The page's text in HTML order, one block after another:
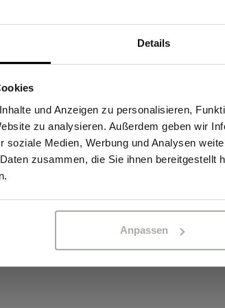
Details
und Anzeigen zu personalisieren,
zu analysieren. Außerdem geben wir
soziale Medien, Werbung und Analysen
zusammen, die Sie ihnen bereitgestellt
Anpassen
an Unterarm,
an dieser stylischen
Begleiter für jede
und bietet einen hohen
optimales Körperklima und
unter der Wetterschutzjacke
immer die richtige
Sind Sie
dass ich Gewerbetreibender bin. Alle Preise